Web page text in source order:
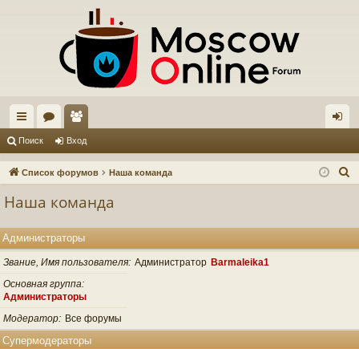
с
ы ум
ол
ьз
ел
и
д
Поиск Вход
Список форумов Наша команда
Наша команда
Администраторы
Звание, Имя пользователя Администратор Barmaleika1
Основная группа
Администраторы
Модератор
Все форумы
Супермодераторы